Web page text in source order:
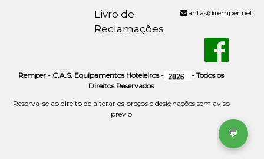
Livro de
Reclamações
antas@remper.net
Remper - C.A.S. Equipamentos Hoteleiros -
- Todos os
Direitos Reservados
Reserva-se ao direito de alterar os preços e designações sem aviso
previo